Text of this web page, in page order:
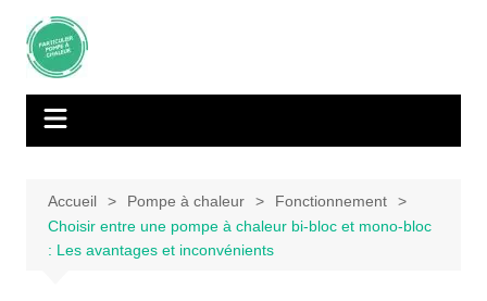
contenu
Accueil Pompe à chaleur
Fonctionnement
Choisir entre une pompe à chaleur bi-bloc et mono-bloc
: Les avantages et inconvénients